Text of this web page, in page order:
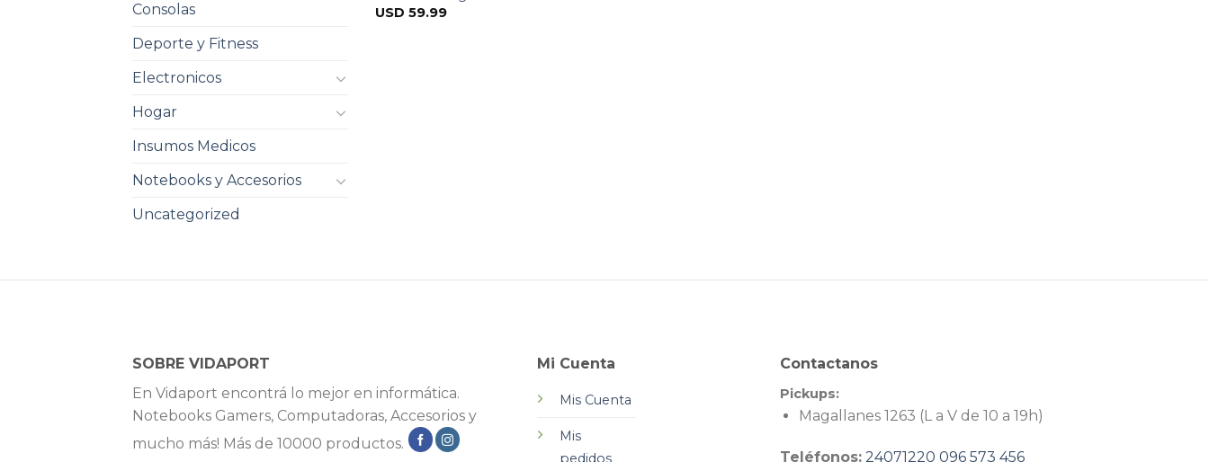
Consolas
Deporte y Fitness
Electronicos
Hogar
Insumos Medicos
Notebooks y Accesorios
Uncategorized
USD 59.99
SOBRE VIDAPORT
En Vidaport encontrá lo mejor en informática.
Notebooks Gamers, Computadoras, Accesorios y
mucho más! Más de 10000 productos.
Mi Cuenta
Mis Cuenta
Mis
Contactanos
Pickups:
Magallanes 1263 (L a V de 10 a 19h)
Teléfonos: 24071220 096 573 456